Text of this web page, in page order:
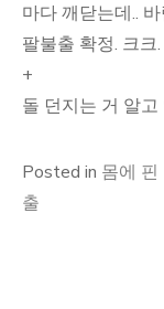
마다 깨닫는데..
팔불출 확정. 크크.
+
돌 던지는 거 알고
Posted in 몸에 핀
출